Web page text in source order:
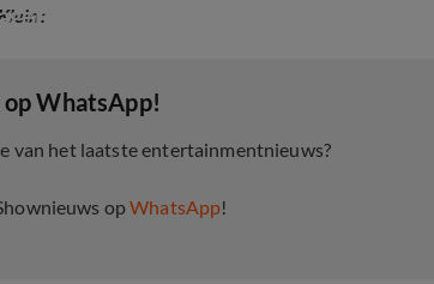
op diskwalificatie Joost Klein
WhatsApp!
van het laatste entertainmentnieuws?
opWhatsApp!